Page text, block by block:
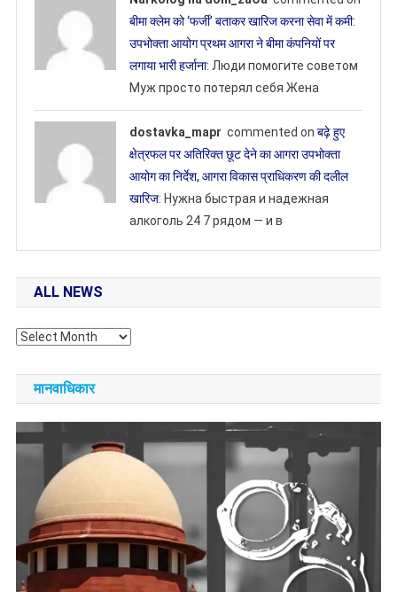
बीमा क्लेम को ‘फर्जी’ बताकर खारिज करना सेवा में कमी:
उपभोक्ता आयोग प्रथम आगरा ने बीमा कंपनियों पर
लगाया भारी हर्जाना: Люди помогите советом
Муж просто потерял себя Жена
dostavka_mapr commented onबढ़े हुए
क्षेत्रफल पर अतिरिक्त छूट देने का आगरा उपभोक्ता
आयोग का निर्देश, आगरा विकास प्राधिकरण की दलील
खारिज: Нужна быстрая и надежная
алкоголь 24 7 рядом — и в
ALL NEWS
All
मानवाधिकार